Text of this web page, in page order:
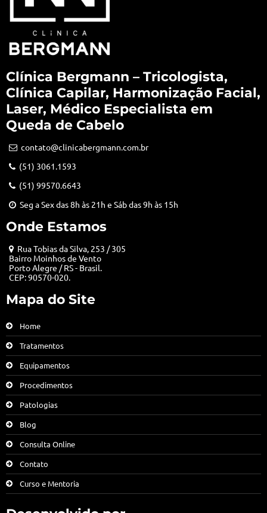
Clínica Bergmann – Tricologista,
Clínica Capilar, Harmonização Facial,
Laser, Médico Especialista em
Queda de Cabelo
contato@clinicabergmann.com.br
(51) 3061.1593
(51) 99570.6643
Seg a Sex das 8h às 21h e Sáb das 9h às 15h
Onde Estamos
Rua Tobias da Silva, 253 / 305
Bairro Moinhos de Vento
Porto Alegre / RS - Brasil.
CEP: 90570-020.
Mapa do Site
Home
Tratamentos
Equipamentos
Procedimentos
Patologias
Blog
Consulta Online
Contato
Curso e Mentoria